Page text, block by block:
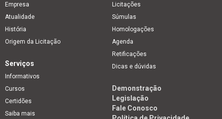
Empresa
Atualidade
História
Origem da Licitação
Licitações
Súmulas
Homologações
Agenda
Retificações
Dicas e dúvidas
Serviços
Informativos
Cursos
Certidões
Saiba mais
Demonstração
Legislação
Fale Conosco